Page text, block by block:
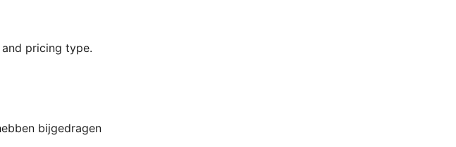
pricing type.
bijgedragen